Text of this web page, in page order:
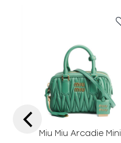
Miu Miu Arcadie Mini
‹